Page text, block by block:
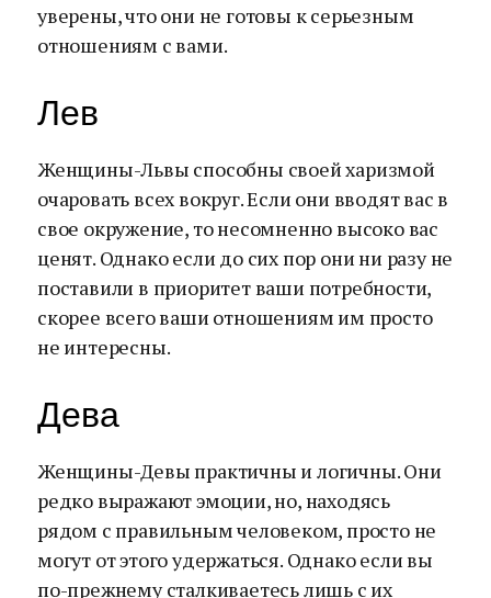
уверены, что они не готовы к серьезным
отношениям с вами.
Лев
Женщины-Львы способны своей харизмой
очаровать всех вокруг. Если они вводят вас в
свое окружение, то несомненно высоко вас
ценят. Однако если до сих пор они ни разу не
поставили в приоритет ваши потребности,
скорее всего ваши отношениям им просто
не интересны.
Дева
Женщины-Девы практичны и логичны. Они
редко выражают эмоции, но, находясь
рядом с правильным человеком, просто не
могут от этого удержаться. Однако если вы
по-прежнему сталкиваетесь лишь с их